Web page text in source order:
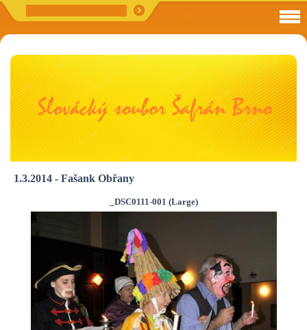
1.3.2014 - Fašank Obřany
_DSC0111-001 (Large)